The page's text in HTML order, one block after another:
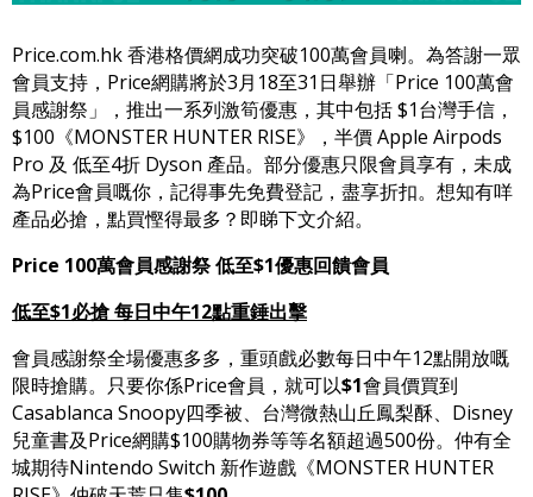
Price.com.hk 香港格價網成功突破100萬會員喇。為答謝一眾
會員支持，Price網購將於3月18至31日舉辦「Price 100萬會
員感謝祭」，推出一系列激筍優惠，其中包括 $1台灣手信，
$100《MONSTER HUNTER RISE》，半價 Apple Airpods
Pro 及 低至4折 Dyson 產品。部分優惠只限會員享有，未成
為Price會員嘅你，記得事先免費登記，盡享折扣。想知有咩
產品必搶，點買慳得最多？即睇下文介紹。
Price 100萬會員感謝祭 低至$1優惠回饋會員
低至$1必搶 每日中午12點重錘出擊
會員感謝祭全場優惠多多，重頭戲必數每日中午12點開放嘅
限時搶購。只要你係Price會員，就可以$1會員價買到
Casablanca Snoopy四季被、台灣微熱山丘鳳梨酥、Disney
兒童書及Price網購$100購物券等等名額超過500份。仲有全
城期待Nintendo Switch 新作遊戲《MONSTER HUNTER